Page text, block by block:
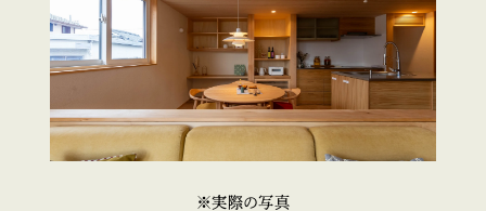
※実際の写真